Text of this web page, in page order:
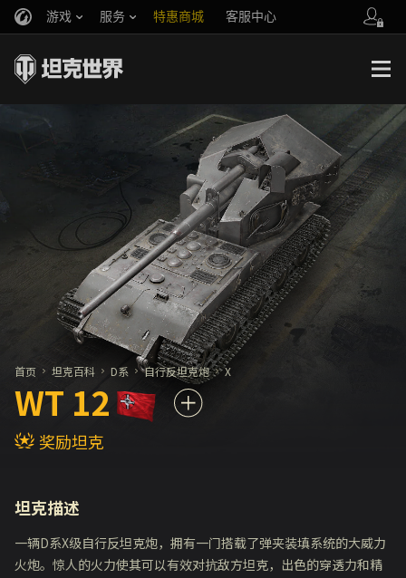
游戏 服务 特惠商城 客服中心
你好，吾久
万圣节
《以战止战》
官方自媒体
首页 坦克百科 D系 自行反坦克炮 X
WT 12
奖励坦克
坦克描述
一辆D系X级自行反坦克炮，拥有一门搭载了弹夹装填系统的大威力
火炮。惊人的火力使其可以有效对抗敌方坦克，出色的穿透力和精